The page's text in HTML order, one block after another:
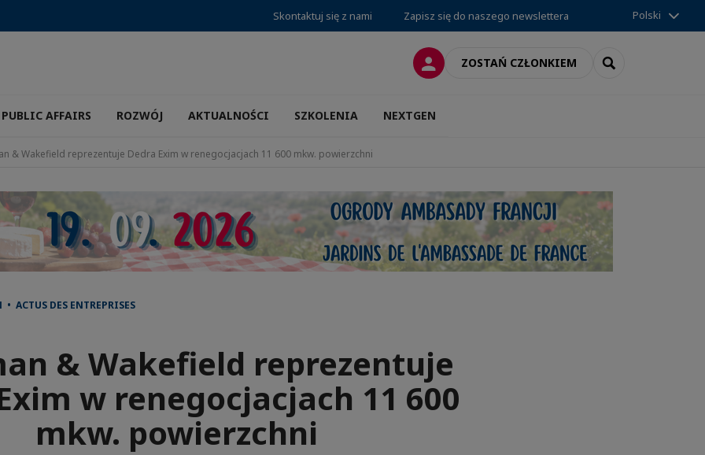
Skontaktuj się z nami Zapisz się do naszego newslettera Polski
LOGOWANIEZOSTAŃ CZŁONKIEM SEARCH
PUBLIC AFFAIRS ROZWÓJ AKTUALNOŚCI SZKOLENIA NEXTGEN
& Wakefield reprezentuje Dedra Exim w renegocjacjach 11 600 mkw. powierzchni
ACTUS DES ENTREPRISES
& Wakefield reprezentuje
w renegocjacjach 11 600
mkw. powierzchni